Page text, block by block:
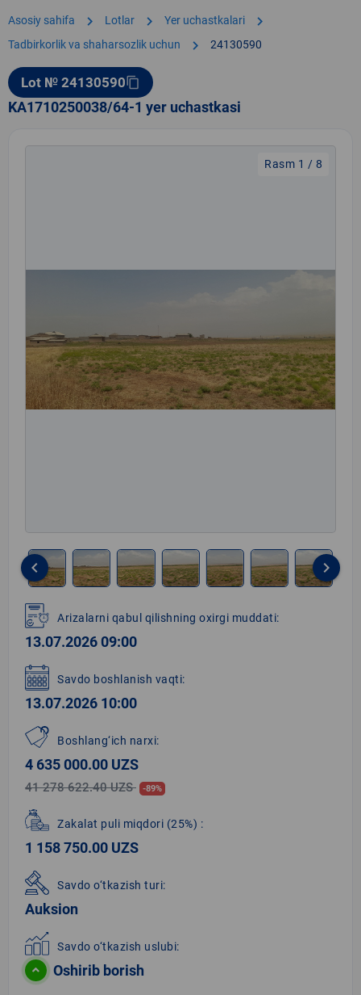
Asosiy sahifa chevron_right Lotlar chevron_right Yer uchastkalari chevron_right
Tadbirkorlik va shaharsozlik uchun chevron_right 24130590
Lot № 24130590content_copy
KA1710250038/64-1 yer uchastkasi
Rasm 1 / 8
1
of
8
keyboard_arrow_left keyboard_arrow_right
Arizalarni qabul qilishning oxirgi muddati:
13.07.2026 09:00
Savdo boshlanish vaqti:
13.07.2026 10:00
Boshlang‘ich narxi:
4 635 000.00 UZS
41 278 622.40 UZS -89%
Zakalat puli miqdori (25%) :
1 158 750.00 UZS
Savdo o‘tkazish turi:
Auksion
Savdo o‘tkazish uslubi:
Oshirib borish